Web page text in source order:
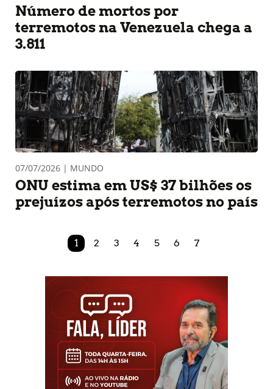
Número de mortos por
terremotos na Venezuela chega a
3.811
07/07/2026 | MUNDO
ONU estima em US$ 37 bilhões os
prejuízos após terremotos no país
1 2 3 4 5 6 7